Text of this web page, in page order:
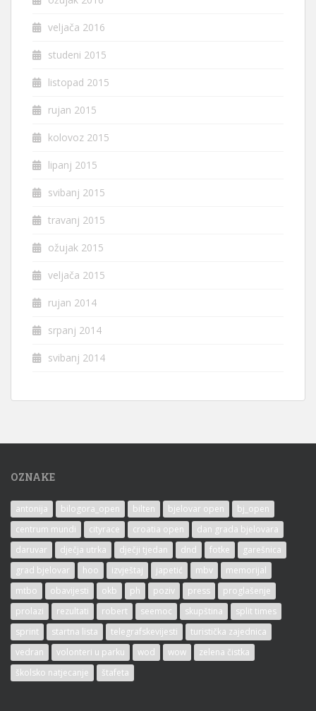
veljača 2016
studeni 2015
listopad 2015
rujan 2015
kolovoz 2015
lipanj 2015
svibanj 2015
travanj 2015
ožujak 2015
veljača 2015
rujan 2014
srpanj 2014
svibanj 2014
OZNAKE
antonija bilogora_open bilten bjelovar open
bj_open
centrum mundi
cityrace croatia open
dan grada bjelovara
daruvar
dječja utrka dječji tjedan dnd fotke
garešnica
grad bjelovar
hoo izvještaj japetić mbv
memorijal
mtbo
obavijesti okb ph poziv press
proglašenje
prolazi
rezultati robert seemoc skupština
split times
sprint
startna lista telegrafskevijesti
turistička zajednica
vedran
volonteri u parku wod wow
zelena čistka
školsko natjecanje
štafeta